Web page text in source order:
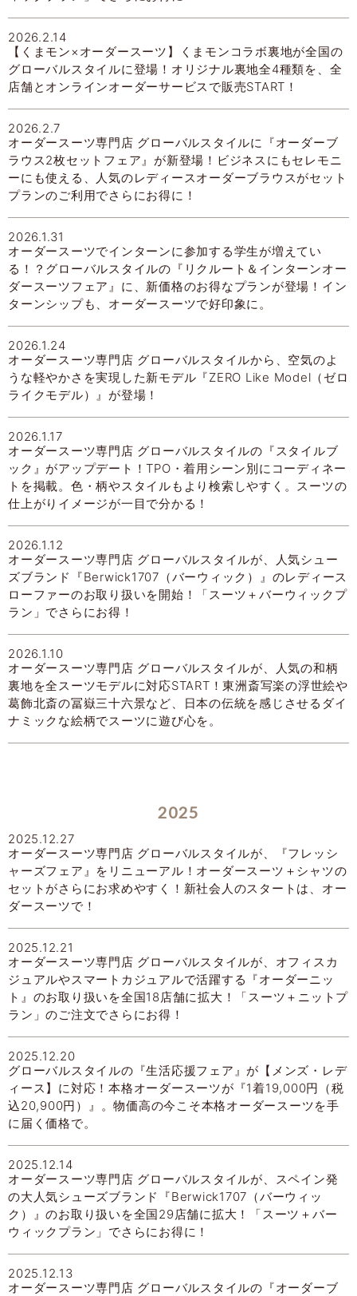
2026.2.14
【くまモン×オーダースーツ】くまモンコラボ裏地が全国の
グローバルスタイルに登場！オリジナル裏地全4種類を、全
店舗とオンラインオーダーサービスで販売START！
2026.2.7
オーダースーツ専門店 グローバルスタイルに『オーダーブ
ラウス2枚セットフェア』が新登場！ビジネスにもセレモニ
ーにも使える、人気のレディースオーダーブラウスがセット
プランのご利用でさらにお得に！
2026.1.31
オーダースーツでインターンに参加する学生が増えてい
る！？グローバルスタイルの『リクルート＆インターンオー
ダースーツフェア』に、新価格のお得なプランが登場！イン
ターンシップも、オーダースーツで好印象に。
2026.1.24
オーダースーツ専門店 グローバルスタイルから、空気のよ
うな軽やかさを実現した新モデル『ZERO Like Model（ゼロ
ライクモデル）』が登場！
2026.1.17
オーダースーツ専門店 グローバルスタイルの『スタイルブ
ック』がアップデート！TPO・着用シーン別にコーディネー
トを掲載。色・柄やスタイルもより検索しやすく。スーツの
仕上がりイメージが一目で分かる！
2026.1.12
オーダースーツ専門店 グローバルスタイルが、人気シュー
ズブランド『Berwick1707（バーウィック）』のレディース
ローファーのお取り扱いを開始！「スーツ＋バーウィックプ
ラン」でさらにお得！
2026.1.10
オーダースーツ専門店 グローバルスタイルが、人気の和柄
裏地を全スーツモデルに対応START！東洲斎写楽の浮世絵や
葛飾北斎の冨嶽三十六景など、日本の伝統を感じさせるダイ
ナミックな絵柄でスーツに遊び心を。
2025
2025.12.27
オーダースーツ専門店 グローバルスタイルが、『フレッシ
ャーズフェア』をリニューアル！オーダースーツ＋シャツの
セットがさらにお求めやすく！新社会人のスタートは、オー
ダースーツで！
2025.12.21
オーダースーツ専門店 グローバルスタイルが、オフィスカ
ジュアルやスマートカジュアルで活躍する『オーダーニッ
ト』のお取り扱いを全国18店舗に拡大！「スーツ＋ニットプ
ラン」のご注文でさらにお得！
2025.12.20
グローバルスタイルの『生活応援フェア』が【メンズ・レデ
ィース】に対応！本格オーダースーツが『1着19,000円（税
込20,900円）』。物価高の今こそ本格オーダースーツを手
に届く価格で。
2025.12.14
オーダースーツ専門店 グローバルスタイルが、スペイン発
の大人気シューズブランド『Berwick1707（バーウィッ
ク）』のお取り扱いを全国29店舗に拡大！「スーツ＋バー
ウィックプラン」でさらにお得に！
2025.12.13
オーダースーツ専門店 グローバルスタイルの『オーダーブ